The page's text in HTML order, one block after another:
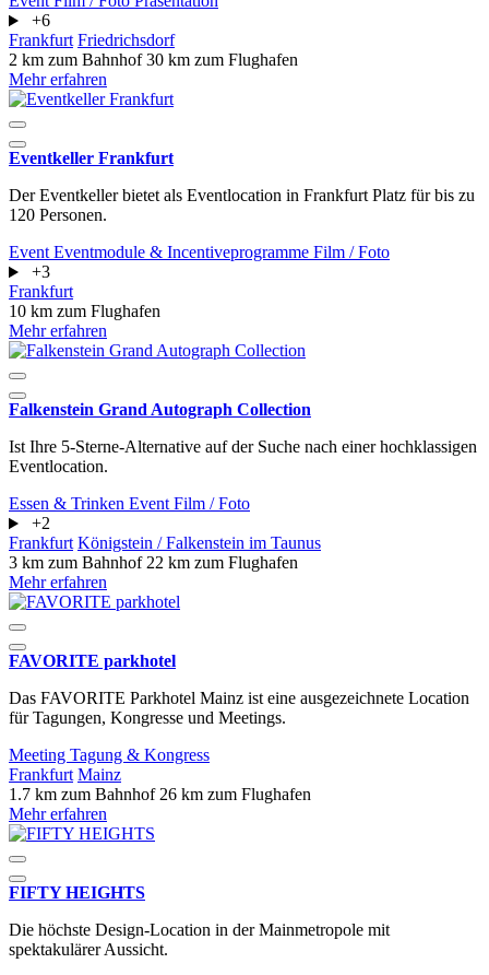
+6
Frankfurt Friedrichsdorf
2 km zum Bahnhof30 km zum Flughafen
Mehr erfahren
Eventkeller Frankfurt
Der Eventkeller bietet als Eventlocation in Frankfurt Platz für bis zu
120 Personen.
Event Eventmodule & Incentiveprogramme Film / Foto
+3
Frankfurt
10 km zum Flughafen
Mehr erfahren
Falkenstein Grand Autograph Collection
Ist Ihre 5-Sterne-Alternative auf der Suche nach einer hochklassigen
Eventlocation.
Essen & Trinken Event Film / Foto
+2
Frankfurt Königstein / Falkenstein im Taunus
3 km zum Bahnhof 22 km zum Flughafen
Mehr erfahren
FAVORITE parkhotel
Das FAVORITE Parkhotel Mainz ist eine ausgezeichnete Location
für Tagungen, Kongresse und Meetings.
Meeting Tagung & Kongress
Frankfurt Mainz
1.7 km zum Bahnhof 26 km zum Flughafen
Mehr erfahren
FIFTY HEIGHTS
Die höchste Design-Location in der Mainmetropole mit
spektakulärer Aussicht.